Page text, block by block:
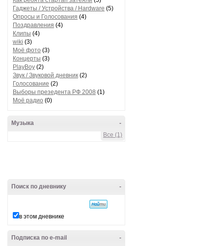
Гаджеты / Устройства / Hardware (5)
Опросы и Голосования (4)
Поздравления (4)
Клипы (4)
wiki (3)
Моё фото (3)
Концерты (3)
PlayBoy (2)
Звук / Звуковой дневник (2)
Голосование (2)
Выборы презедента РФ 2008 (1)
Моё радио (0)
-
Музыка
Все (1)
-
Поиск по дневнику
в этом дневнике
-
Подписка по e-mail